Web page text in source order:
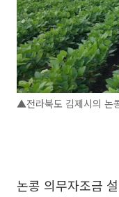
▲전라북도 김제시의 논
논콩 의무자조금